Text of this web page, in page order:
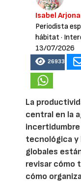
Isabel Arjona
Periodista
hábitat ·
13/07/2026
26933
La
central en la
tecnológica y
globales
revisar cómo
cómo